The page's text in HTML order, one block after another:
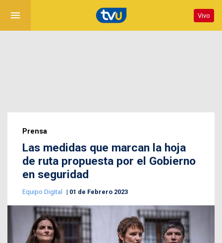
menu Vivo
Prensa
Las medidas que marcan la hoja
de ruta propuesta por el Gobierno
en seguridad
Equipo Digital 01 de Febrero 2023